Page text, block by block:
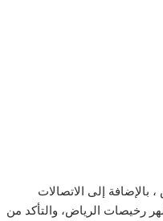
، بالإضافة إلى الاتصالات
رخيصات الرياض، والتأكد من